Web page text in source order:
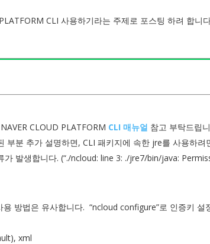
CLI 사용하기라는 주제로 포스팅 하려 합니
CLOUD PLATFORM CLI 매뉴얼 참고 부탁드립
부분 추가 설명하면, CLI 패키지에 속한 jre를 사용하
가 발생합니다. (“./ncloud: line 3: ./jre7/bin/java:
용 방법은 유사합니다. “ncloud configure”로 인증키
xml